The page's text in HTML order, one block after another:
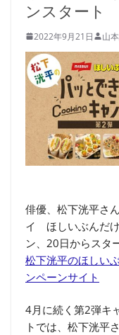
ンスタート
2022年9月21日 山
俳優、松下洸平さ
イ ほしいぶんだ
ン、20日からスタ
松下洸平のほしい
ンペーンサイト
4月に続く第2弾キ
トでは、松下洸平